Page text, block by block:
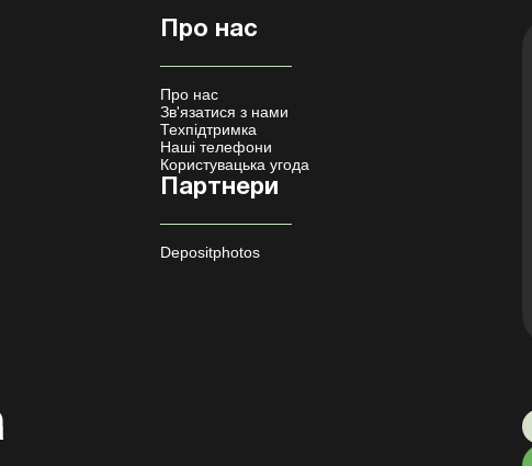
Про нас
Про нас
Зв'язатися з нами
Техпідтримка
Наші телефони
Користувацька угода
Партнери
Depositphotos